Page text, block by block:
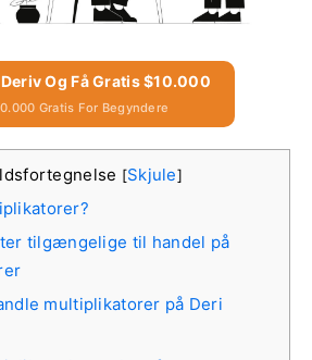
Og Få Gratis $10.000
Gratis For Begyndere
[Skjule]
tilgængelige til handel på
multiplikatorer på Deri